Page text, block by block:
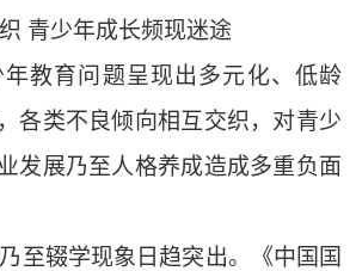
青少年成长频现迷途
年教育问题呈现出多元化、低龄
各类不良倾向相互交织，对青少
发展乃至人格养成造成多重负面
至辍学现象日趋突出。《中国国